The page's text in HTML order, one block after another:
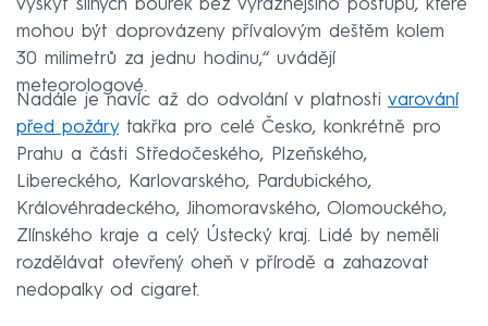
výskyt silných bouřek bez výraznějšího postupu, které
mohou být doprovázeny přívalovým deštěm kolem
30 milimetrů za jednu hodinu,“ uvádějí
meteorologové.
Nadále je navíc až do odvolání v platnosti varování
před požárytakřka pro celé Česko, konkrétně pro
Prahu a části Středočeského, Plzeňského,
Libereckého, Karlovarského, Pardubického,
Královéhradeckého, Jihomoravského, Olomouckého,
Zlínského kraje a celý Ústecký kraj. Lidé by neměli
rozdělávat otevřený oheň v přírodě a zahazovat
nedopalky od cigaret.